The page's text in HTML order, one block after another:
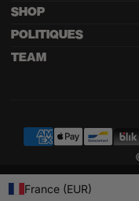
SHOP
POLITIQUES
TEAM
Payment
France (EUR)